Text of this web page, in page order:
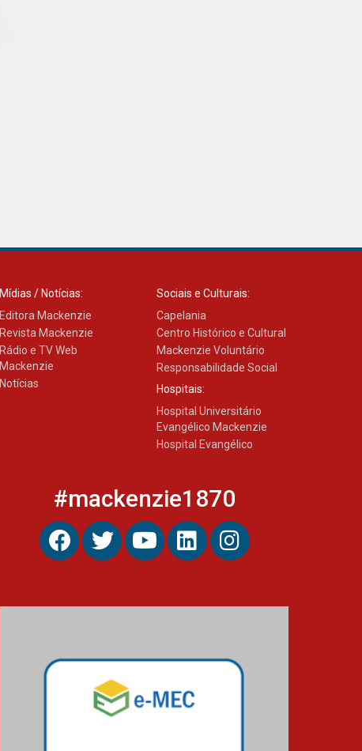
Mídias / Notícias:
Editora Mackenzie
Revista Mackenzie
Rádio e TV Web
Mackenzie
Notícias
Sociais e Culturais:
Capelania
Centro Histórico e Cultural
Mackenzie Voluntário
Responsabilidade Social
Hospitais:
Hospital Universitário
Evangélico Mackenzie
Hospital Evangélico
#mackenzie1870